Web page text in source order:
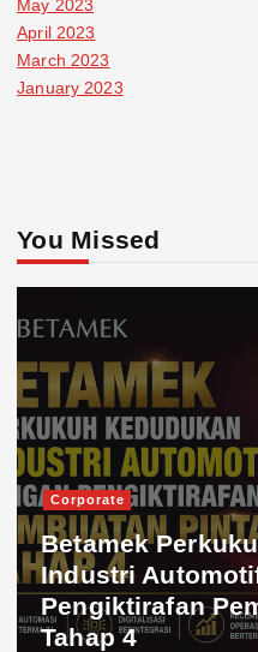
May 2023
April 2023
March 2023
January 2023
You Missed
Corporate
Betamek
Industri
Pengiktirafan
Tahap 4